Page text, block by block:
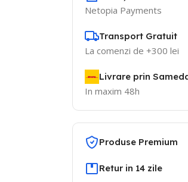
Netopia Payments
Transport Gratuit
La comenzi de +300 lei
Livrare prin
In maxim 48h
Produse Premium
Retur in 14 zile